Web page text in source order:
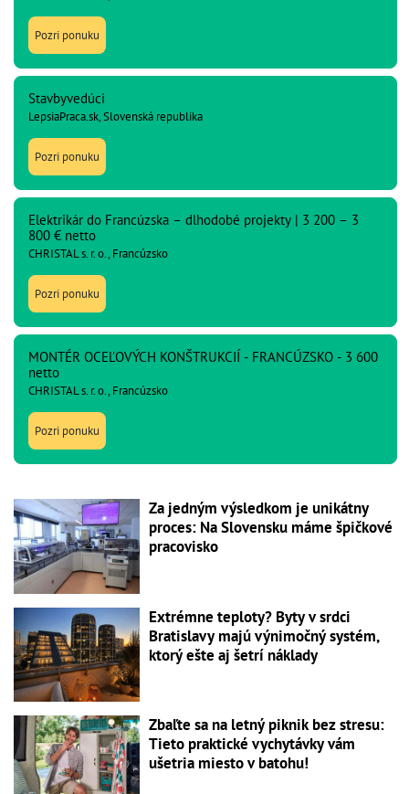
Pozri ponuku
Stavbyvedúci
LepsiaPraca.sk, Slovenská republika
Pozri ponuku
Elektrikár do Francúzska – dlhodobé projekty | 3 200 – 3
800 € netto
CHRISTAL s. r. o., Francúzsko
Pozri ponuku
MONTÉR OCEĽOVÝCH KONŠTRUKCIÍ - FRANCÚZSKO - 3 600
netto
CHRISTAL s. r. o., Francúzsko
Pozri ponuku
Za jedným výsledkom je unikátny
proces: Na Slovensku máme špičkové
pracovisko
Extrémne teploty? Byty v srdci
Bratislavy majú výnimočný systém,
ktorý ešte aj šetrí náklady
Zbaľte sa na letný piknik bez stresu:
Tieto praktické vychytávky vám
ušetria miesto v batohu!